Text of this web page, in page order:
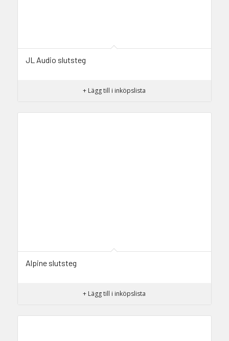
JL Audio slutsteg
+ Lägg till i inköpslista
Alpine slutsteg
+ Lägg till i inköpslista